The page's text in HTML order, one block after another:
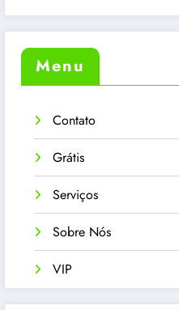
Menu
Contato
Grátis
Serviços
Sobre Nós
VIP